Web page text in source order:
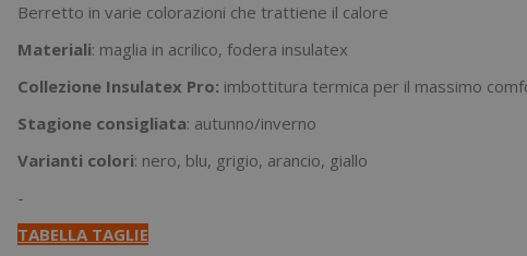
Berretto in varie colorazioni che trattiene il calore
Materiali: maglia in acrilico, fodera insulatex
Collezione Insulatex Pro: imbottitura termica per il massimo
Stagione consigliata: autunno/inverno
Varianti colori: nero, blu, grigio, arancio, giallo
-
TABELLA TAGLIE